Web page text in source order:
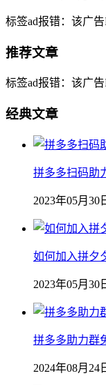
标签ad报错：该广告
推荐文章
标签ad报错：该广告
经典文章
拼多多扫码助
2023年05月30
如何加入拼夕
2023年05月30
拼多多助力群
2024年08月24